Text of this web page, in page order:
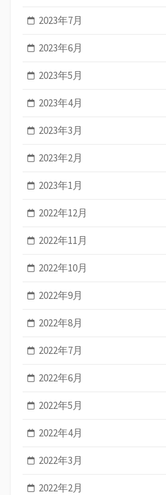
2023年7月
2023年6月
2023年5月
2023年4月
2023年3月
2023年2月
2023年1月
2022年12月
2022年11月
2022年10月
2022年9月
2022年8月
2022年7月
2022年6月
2022年5月
2022年4月
2022年3月
2022年2月